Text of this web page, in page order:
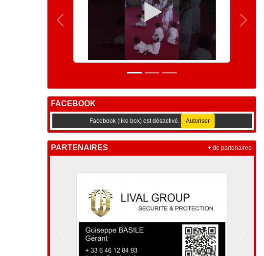
Précedent
FACEBOOK
Facebook (like box) est désactivé. Autoriser
PARTENAIRES
Précedent
+ de partenaires